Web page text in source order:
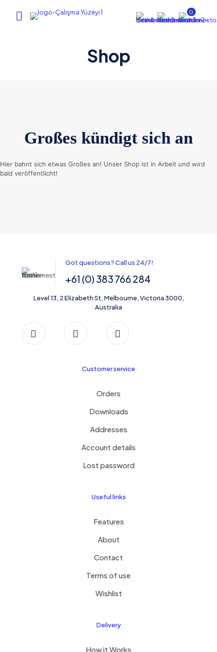
0
Shop
Großes kündigt sich an
Hier bahnt sich etwas Großes an! Unser Shop ist in Arbeit und wird
bald veröffentlicht!
Got questions? Call us 24/7!
+61 (0) 383 766 284
Level 13, 2 Elizabeth St, Melbourne, Victoria 3000,
Australia
Customer service
Orders
Downloads
Addresses
Account details
Lost password
Useful links
Features
About
Contact
Terms of use
Wishlist
Delivery
How it Works